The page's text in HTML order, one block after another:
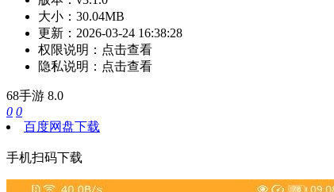
大小： 30.04MB
更新： 2026-03-24 16:38:28
权限说明： 点击查看
隐私说明： 点击查看
68手游 8.0
0 0
百度网盘下载
手机扫码下载